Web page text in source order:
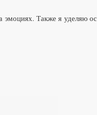
эмоциях. Также я уделяю